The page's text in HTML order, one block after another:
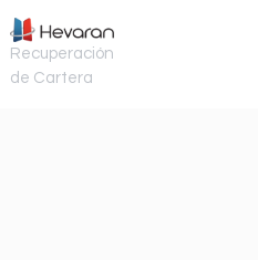
Recuperación
de Cartera